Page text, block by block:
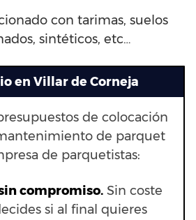
con tarimas, suelos
sintéticos, etc…
en Villar de Corneja
de colocación
de parquet
de parquetistas:
compromiso. Sin coste
si al final quieres